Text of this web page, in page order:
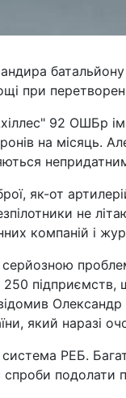
батальйону
при
92 ОШБр
на місяць.
як-от
не
компаній і
підприємств,
Олександр
який наразі
РЕБ.
подолати